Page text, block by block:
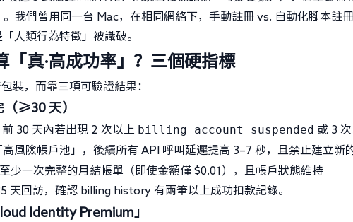
們曾用同一台 Mac，在相同網絡下，手動註冊 vs. 自動化腳本註冊
人類行為特徵」被識破。
「真·高成功率」？三個硬指標
裝，而靠三項可驗證結果：
（≥30 天）
30 天內若出現 2 次以上 billing account suspended 或 3
風險帳戶池」，後續所有 API 呼叫延遲提高 3–7 秒，且禁止建立新
少一次完整的月結帳單（即使金額僅 $0.01），且帳戶狀態維持
天回訪，確認 billing history 有兩筆以上成功扣款記錄。
Identity Premium」